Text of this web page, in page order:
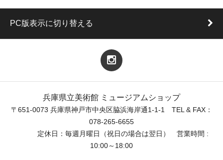
PC版表示に切り替える
兵庫県立美術館 ミュージアムショップ
〒651-0073 兵庫県神戸市中央区脇浜海岸通1-1-1 TEL & FAX：
078-265-6655
定休日：毎週月曜日（祝日の場合は翌日） 営業時間 :
10:00～18:00